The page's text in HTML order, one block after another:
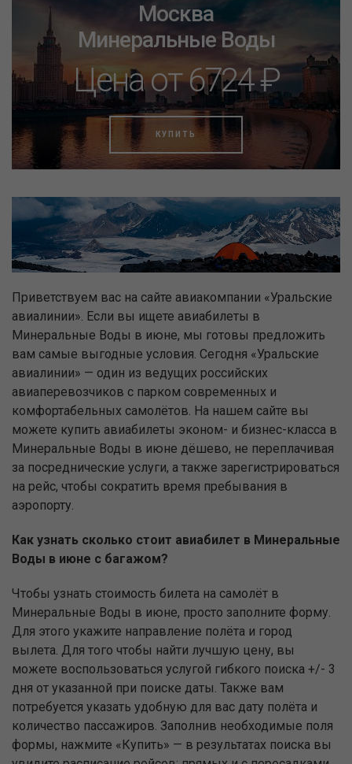
Москва
Минеральные Воды
Цена от 6724 ₽
КУПИТЬ
Приветствуем вас на сайте авиакомпании «Уральские
авиалинии». Если вы ищете авиабилеты в
Минеральные Воды в июне, мы готовы предложить
вам самые выгодные условия. Сегодня «Уральские
авиалинии» — один из ведущих российских
авиаперевозчиков с парком современных и
комфортабельных самолётов. На нашем сайте вы
можете купить авиабилеты эконом- и бизнес-класса в
Минеральные Воды в июне дёшево, не переплачивая
за посреднические услуги, а также зарегистрироваться
на рейс, чтобы сократить время пребывания в
аэропорту.
Как узнать сколько стоит авиабилет в Минеральные
Воды в июне с багажом?
Чтобы узнать стоимость билета на самолёт в
Минеральные Воды в июне, просто заполните форму.
Для этого укажите направление полёта и город
вылета. Для того чтобы найти лучшую цену, вы
можете воспользоваться услугой гибкого поиска +/- 3
дня от указанной при поиске даты. Также вам
потребуется указать удобную для вас дату полёта и
количество пассажиров. Заполнив необходимые поля
формы, нажмите «Купить» — в результатах поиска вы